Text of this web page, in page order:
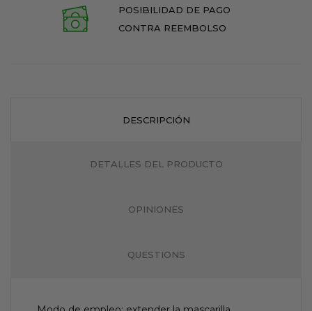
POSIBILIDAD DE PAGO
CONTRA REEMBOLSO
DESCRIPCIÓN
DETALLES DEL PRODUCTO
OPINIONES
QUESTIONS